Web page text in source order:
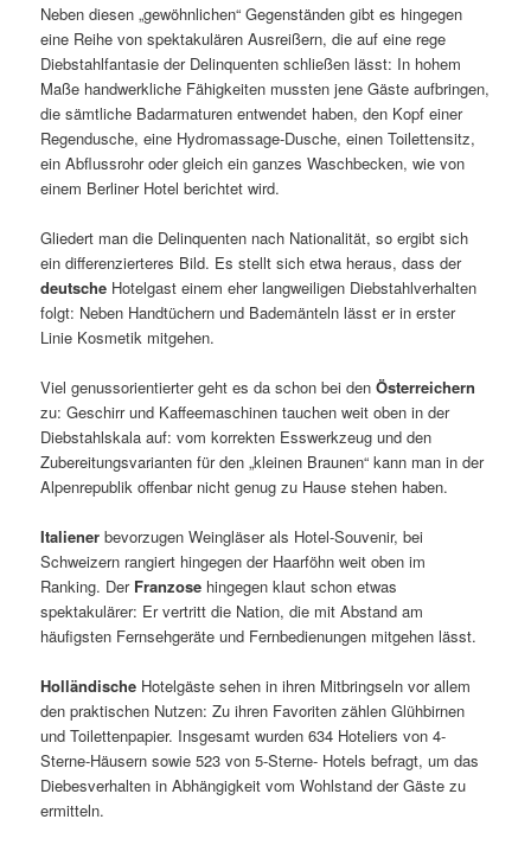
Neben diesen „gewöhnlichen“ Gegenständen gibt es hingegen
eine Reihe von spektakulären Ausreißern, die auf eine rege
Diebstahlfantasie der Delinquenten schließen lässt: In hohem
Maße handwerkliche Fähigkeiten mussten jene Gäste aufbringen,
die sämtliche Badarmaturen entwendet haben, den Kopf einer
Regendusche, eine Hydromassage-Dusche, einen Toilettensitz,
ein Abflussrohr oder gleich ein ganzes Waschbecken, wie von
einem Berliner Hotel berichtet wird.
Gliedert man die Delinquenten nach Nationalität, so ergibt sich
ein differenzierteres Bild. Es stellt sich etwa heraus, dass der
deutsche Hotelgast einem eher langweiligen Diebstahlverhalten
folgt: Neben Handtüchern und Bademänteln lässt er in erster
Linie Kosmetik mitgehen.
Viel genussorientierter geht es da schon bei denÖsterreichern
zu: Geschirr und Kaffeemaschinen tauchen weit oben in der
Diebstahlskala auf: vom korrekten Esswerkzeug und den
Zubereitungsvarianten für den „kleinen Braunen“ kann man in der
Alpenrepublik offenbar nicht genug zu Hause stehen haben.
Italiener bevorzugen Weingläser als Hotel-Souvenir, bei
Schweizern rangiert hingegen der Haarföhn weit oben im
Ranking. Der Franzose hingegen klaut schon etwas
spektakulärer: Er vertritt die Nation, die mit Abstand am
häufigsten Fernsehgeräte und Fernbedienungen mitgehen lässt.
Holländische Hotelgäste sehen in ihren Mitbringseln vor allem
den praktischen Nutzen: Zu ihren Favoriten zählen Glühbirnen
und Toilettenpapier. Insgesamt wurden 634 Hoteliers von 4-
Sterne-Häusern sowie 523 von 5-Sterne- Hotels befragt, um das
Diebesverhalten in Abhängigkeit vom Wohlstand der Gäste zu
ermitteln.